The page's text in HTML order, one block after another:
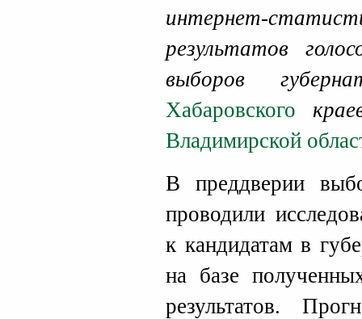
интернет-
результатов
выборов
Хабаровского
Владимирской
В преддверии
проводили
к кандидатам в
на базе
результатов.